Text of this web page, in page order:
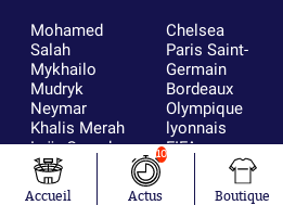
Mohamed
Salah
Mykhailo
Mudryk
Neymar
Khalis Merah
Loïs Openda
Moussa
Niakhaté
Nicolás
Chelsea
Paris Saint-
Germain
Bordeaux
Olympique
lyonnais
FIFA
Real Madrid
RC Strasbourg
AC Milan
Accueil
10
Actus Boutique